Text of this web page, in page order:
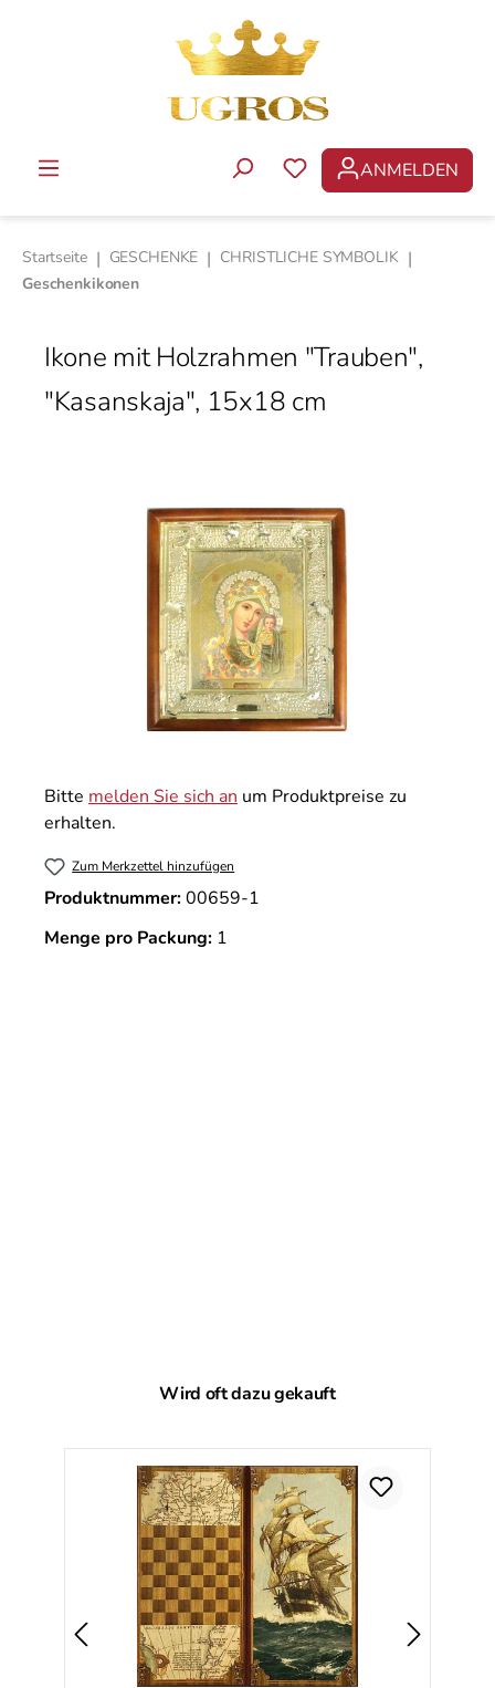
DU HAST 0
ANMELDEN
Startseite | GESCHENKE | CHRISTLICHE SYMBOLIK |
Geschenkikonen
Ikone mit Holzrahmen "Trauben",
"Kasanskaja", 15x18 cm
Bitte melden Sie sich an um Produktpreise zu
erhalten.
Zum Merkzettel hinzufügen
Produktnummer:00659-1
Menge pro Packung: 1
Produktgalerie überspringen
Wird oft dazu gekauft